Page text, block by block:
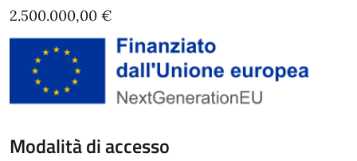
2.500.000,00 €
Modalità di accesso